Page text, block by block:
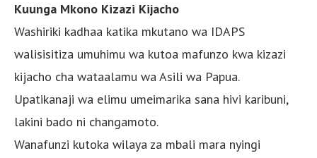
Kuunga Mkono Kizazi Kijacho
Washiriki kadhaa katika mkutano wa IDAPS
walisisitiza umuhimu wa kutoa mafunzo kwa kizazi
kijacho cha wataalamu wa Asili wa Papua.
Upatikanaji wa elimu umeimarika sana hivi karibuni,
lakini bado ni changamoto.
Wanafunzi kutoka wilaya za mbali mara nyingi